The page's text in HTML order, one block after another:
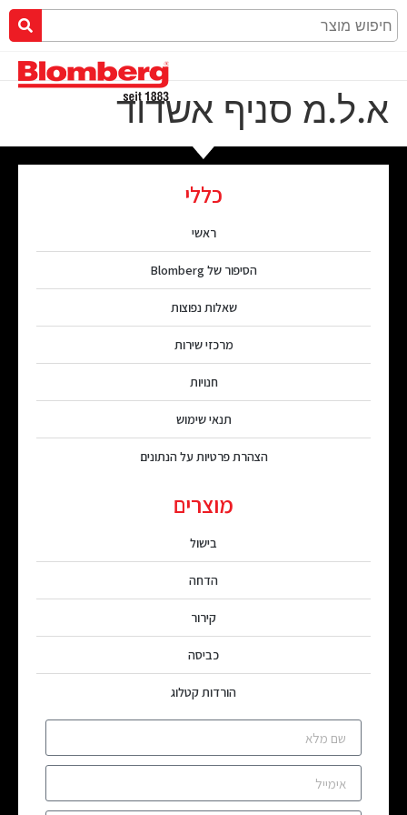
א.ל.מ סניף אשדוד
כללי
ראשי
הסיפור של Blomberg
שאלות נפוצות
מרכזי שירות
חנויות
תנאי שימוש
הצהרת פרטיות על הנתונים
מוצרים
בישול
הדחה
קירור
כביסה
הורדות קטלוג